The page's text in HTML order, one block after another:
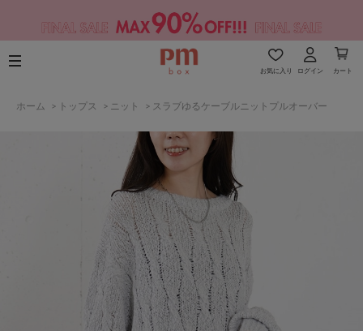
お気に入り ログイン カート
ホーム > トップス > ニット > スラブゆるケーブルニットプルオーバー